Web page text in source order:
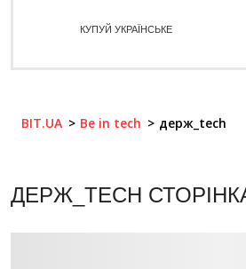
КУПУЙ УКРАЇНСЬКЕ
BIT.UA Be in tech держ_tech
ДЕРЖ_TECH